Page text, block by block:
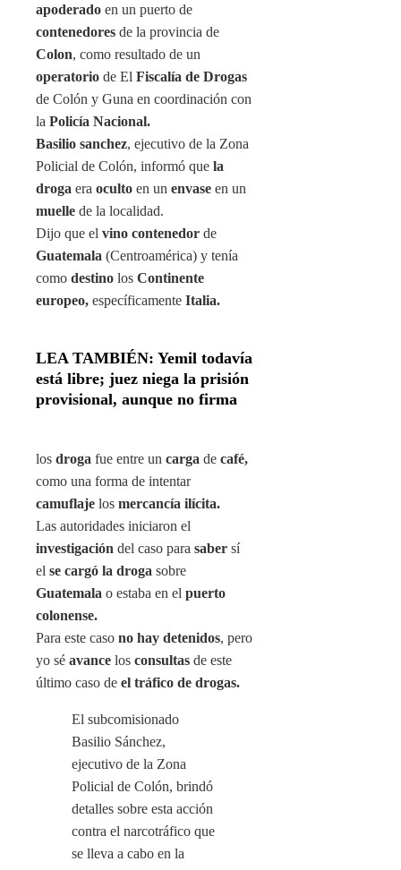
apoderado en un puerto de
contenedores de la provincia de
Colon, como resultado de un
operatorio de El Fiscalía de Drogas
de Colón y Guna en coordinación con
la Policía Nacional.
Basilio sanchez, ejecutivo de la Zona
Policial de Colón, informó que la
droga era oculto en un envase en un
muelle de la localidad.
Dijo que el vino contenedor de
Guatemala (Centroamérica) y tenía
como destino los Continente
europeo, específicamente Italia.
LEA TAMBIÉN: Yemil todavía
está libre; juez niega la prisión
provisional, aunque no firma
los droga fue entre un carga de café,
como una forma de intentar
camuflaje los mercancía ilícita.
Las autoridades iniciaron el
investigación del caso para saber sí
el se cargó la droga sobre
Guatemala o estaba en el puerto
colonense.
Para este caso no hay detenidos, pero
yo sé avance los consultas de este
último caso de el tráfico de drogas.
El subcomisionado
Basilio Sánchez,
ejecutivo de la Zona
Policial de Colón, brindó
detalles sobre esta acción
contra el narcotráfico que
se lleva a cabo en la